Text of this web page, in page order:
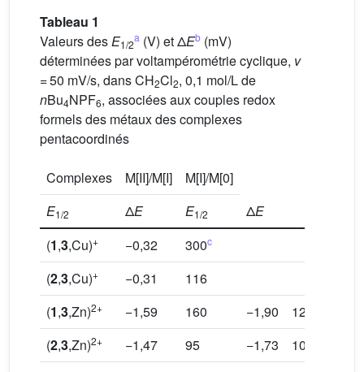
Tableau 1
Valeurs desE1/2
a (V) et ΔEb (mV)
déterminées par voltampérométrie cyclique, v
= 50 mV/s, dans CH2Cl2, 0,1 mol/L de
nBu4NPF6, associées aux couples redox
formels des métaux des complexes
pentacoordinés
Complexes M[II]/M[I]
M[I]/M[0]
E1/2 ΔE E1/2 ΔE
(1,3,Cu)+ −0,32 300c
(2,3,Cu)+ −0,31
116
(1,3,Zn)2+ −1,59 160 −1,90
125
(2,3,Zn)2+ −1,47 95 −1,73 100